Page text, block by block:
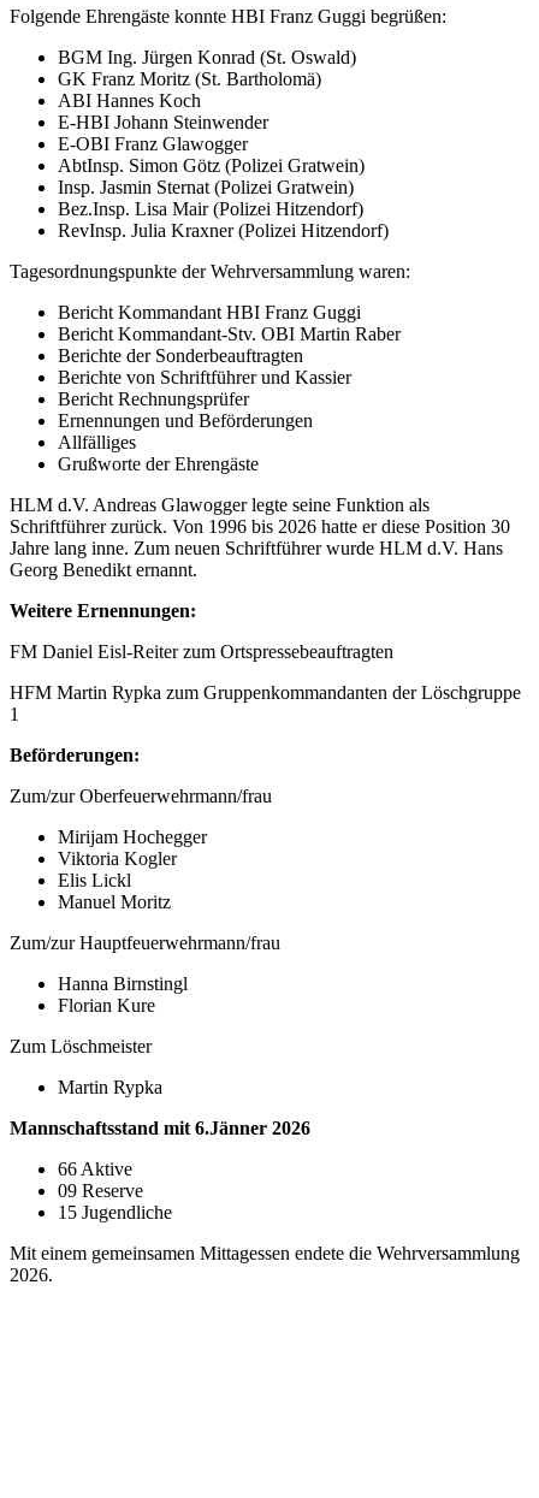
Folgende Ehrengäste konnte HBI Franz Guggi begrüßen:
BGM Ing. Jürgen Konrad (St. Oswald)
GK Franz Moritz (St. Bartholomä)
ABI Hannes Koch
E-HBI Johann Steinwender
E-OBI Franz Glawogger
AbtInsp. Simon Götz (Polizei Gratwein)
Insp. Jasmin Sternat (Polizei Gratwein)
Bez.Insp. Lisa Mair (Polizei Hitzendorf)
RevInsp. Julia Kraxner (Polizei Hitzendorf)
Tagesordnungspunkte der Wehrversammlung waren:
Bericht Kommandant HBI Franz Guggi
Bericht Kommandant-Stv. OBI Martin Raber
Berichte der Sonderbeauftragten
Berichte von Schriftführer und Kassier
Bericht Rechnungsprüfer
Ernennungen und Beförderungen
Allfälliges
Grußworte der Ehrengäste
HLM d.V. Andreas Glawogger legte seine Funktion als
Schriftführer zurück. Von 1996 bis 2026 hatte er diese Position 30
Jahre lang inne. Zum neuen Schriftführer wurde HLM d.V. Hans
Georg Benedikt ernannt.
Weitere Ernennungen:
FM Daniel Eisl-Reiter zum Ortspressebeauftragten
HFM Martin Rypka zum Gruppenkommandanten der Löschgruppe
1
Beförderungen:
Zum/zur Oberfeuerwehrmann/frau
Mirijam Hochegger
Viktoria Kogler
Elis Lickl
Manuel Moritz
Zum/zur Hauptfeuerwehrmann/frau
Hanna Birnstingl
Florian Kure
Zum Löschmeister
Martin Rypka
Mannschaftsstand mit 6.Jänner 2026
66 Aktive
09 Reserve
15 Jugendliche
Mit einem gemeinsamen Mittagessen endete die Wehrversammlung
2026.